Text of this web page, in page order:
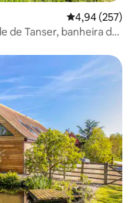
4,94 de uma
4,94 (257)
de Tanser, banheira de